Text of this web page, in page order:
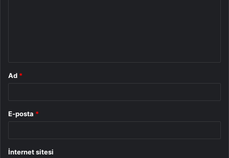
Ad *
E-posta *
İnternet sitesi